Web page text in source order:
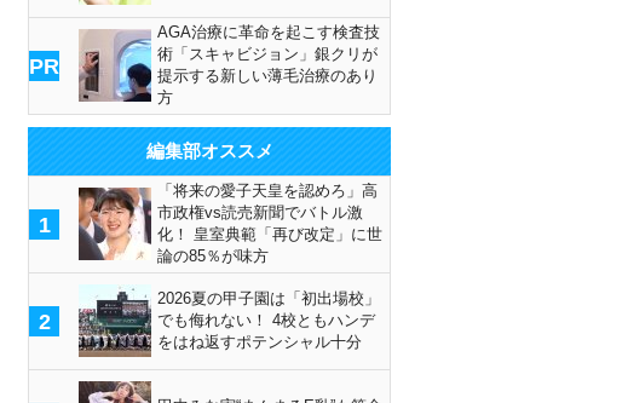
PR
AGA治療に革命を起こす検査技
術「スキャビジョン」銀クリが
提示する新しい薄毛治療のあり
方
編集部オススメ
1
「将来の愛子天皇を認めろ」高
市政権vs読売新聞でバトル激
化！ 皇室典範「再び改定」に世
論の85％が味方
2
2026夏の甲子園は「初出場校」
でも侮れない！ 4校ともハンデ
をはね返すポテンシャル十分